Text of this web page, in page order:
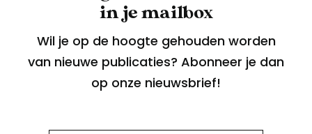
in je mailbox
Wil je op de hoogte gehouden worden
van nieuwe publicaties? Abonneer je dan
op onze nieuwsbrief!